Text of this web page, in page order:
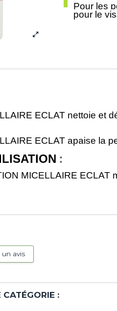
Pour les
pour le
ECLAT nettoie et
ECLAT apaise la
:
MICELLAIRE ECLAT
avis
: